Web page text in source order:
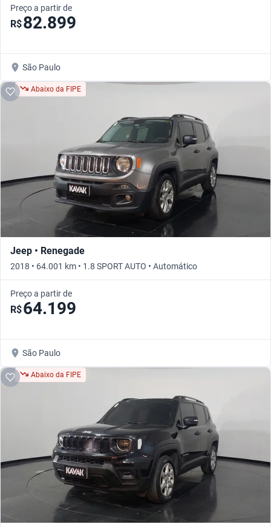
Preço a partir de
R$82.899
São Paulo
Abaixo da FIPE
Jeep • Renegade
2018 • 64.001 km • 1.8 SPORT AUTO • Automático
Preço a partir de
R$64.199
São Paulo
Abaixo da FIPE